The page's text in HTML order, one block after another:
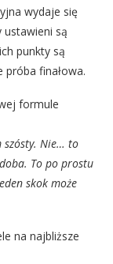
wydaje się
ustawieni są
punkty są
finałowa.
formule
szósty. Nie… to
To po prostu
skok może
na najbliższe